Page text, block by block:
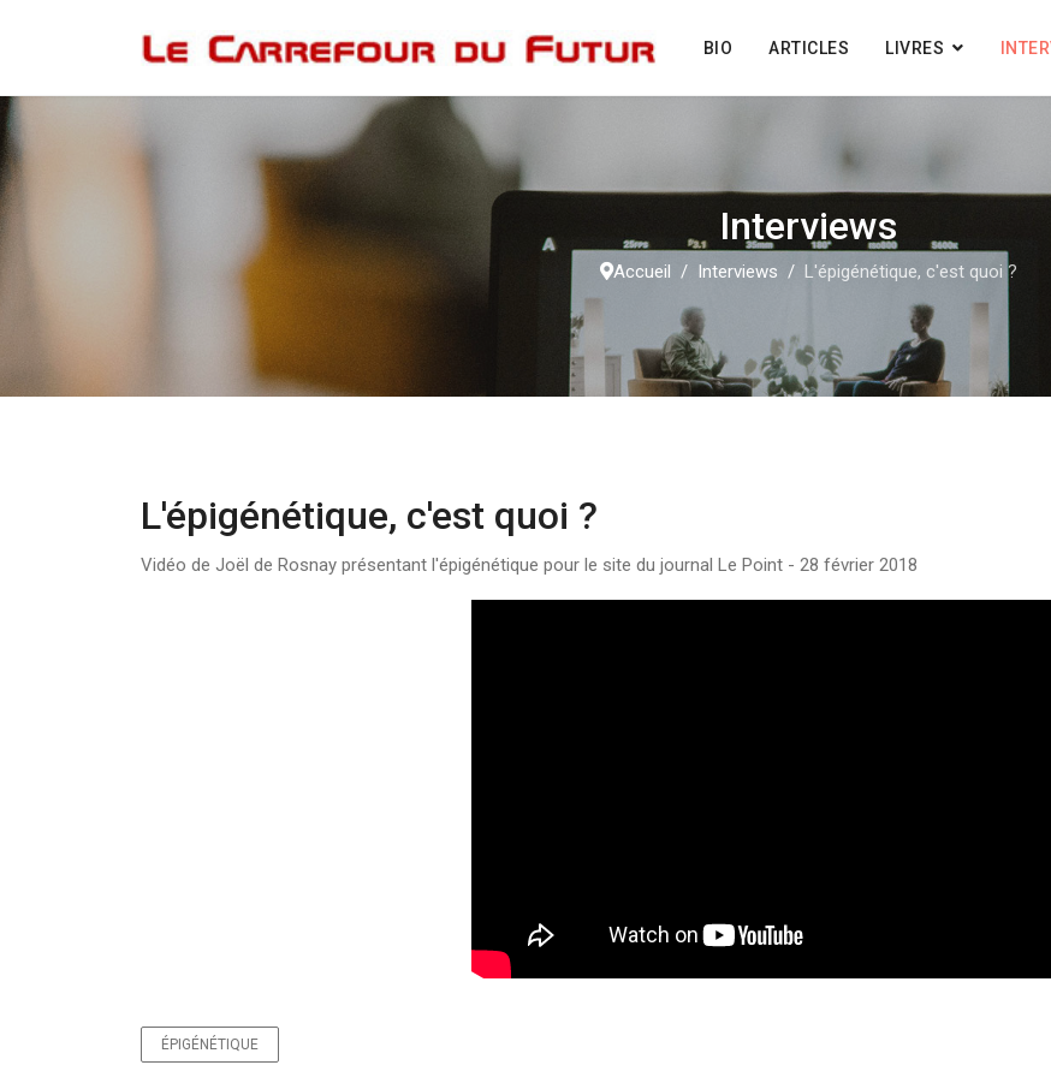
BIO ARTICLES LIVRES
Interviews
Accueil Interviews L'épigénétique, c'est quoi ?
L'épigénétique, c'est quoi ?
Vidéo de Joël de Rosnay présentant l'épigénétique pour le site du journal Le Point - 28 février 2018
ÉPIGÉNÉTIQUE